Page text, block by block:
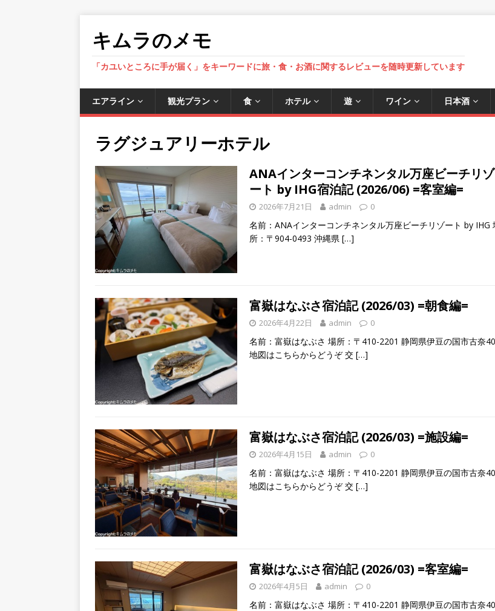
キムラのメモ
「カユいところに手が届く」をキーワードに旅・食・お酒に関するレビューを随時更新しています
エアライン 観光プラン 食 ホテル 遊 ワイン 日本酒
ラグジュアリーホテル
ANAインターコンチネンタル万座ビーチリゾ
ート by IHG宿泊記 (2026/06) =客室編=
2026年7月21日 admin 0
名前：ANAインターコンチネンタル万座ビーチリゾート by IHG
所：〒904-0493 沖縄県 […]
富嶽はなぶさ宿泊記 (2026/03) =朝食編=
2026年4月22日 admin 0
名前：富嶽はなぶさ 場所：〒410-2201 静岡県伊豆の国市古奈
地図はこちらからどうぞ 交 […]
富嶽はなぶさ宿泊記 (2026/03) =施設編=
2026年4月15日 admin 0
名前：富嶽はなぶさ 場所：〒410-2201 静岡県伊豆の国市古奈
地図はこちらからどうぞ 交 […]
富嶽はなぶさ宿泊記 (2026/03) =客室編=
2026年4月5日 admin 0
名前：富嶽はなぶさ 場所：〒410-2201 静岡県伊豆の国市古奈